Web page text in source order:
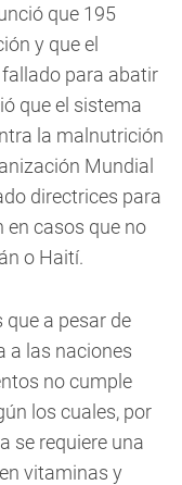
que 195
y que el
para abatir
que el sistema
la malnutrición
Mundial
directrices para
en casos que no
o Haití.
que a pesar de
a las naciones
no cumple
los cuales, por
se requiere una
vitaminas y